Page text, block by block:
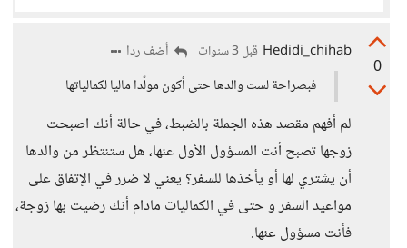
0
Hedidi_chihab قبل 3 سنوات
أضف ردا
فبصراحة لست والدها حتى أكون مولّدا ماليا لكمالياتها
لم أفهم مقصد هذه الجملة بالضبط، في حالة أنك اصبحت
زوجها تصبح أنت المسؤول الأول عنها، هل ستنتظر من والدها
أن يشتري لها أو يأخذها للسفر؟ يعني لا ضرر في الإتفاق على
مواعيد السفر و حتى في الكماليات مادام أنك رضيت بها زوجة،
فأنت مسؤول عنها.